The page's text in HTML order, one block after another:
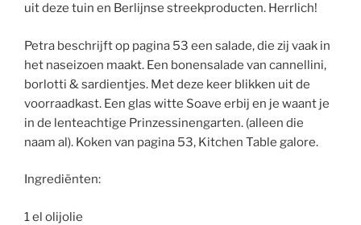
uit deze tuin en Berlijnse streekproducten. Herrlich!
Petra beschrijft op pagina 53 een salade, die zij vaak in
het naseizoen maakt. Een bonensalade van cannellini,
borlotti & sardientjes. Met deze keer blikken uit de
voorraadkast. Een glas witte Soave erbij en je waant je
in de lenteachtige Prinzessinengarten. (alleen die
naam al). Koken van pagina 53, Kitchen Table galore.
Ingrediënten:
1 el olijolie